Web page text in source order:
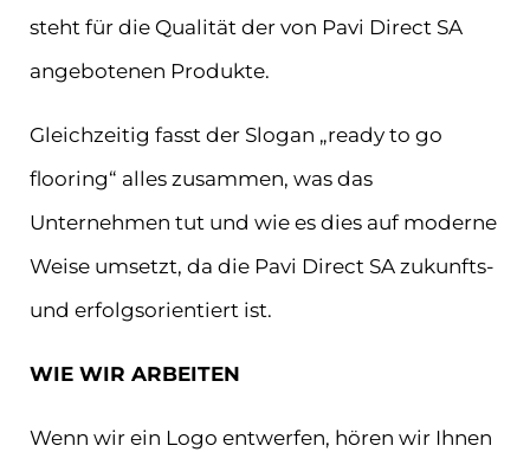
steht für die Qualität der von Pavi Direct SA
angebotenen Produkte.
Gleichzeitig fasst der Slogan „ready to go
flooring“ alles zusammen, was das
Unternehmen tut und wie es dies auf moderne
Weise umsetzt, da die Pavi Direct SA zukunfts-
und erfolgsorientiert ist.
WIE WIR ARBEITEN
Wenn wir ein Logo entwerfen, hören wir Ihnen